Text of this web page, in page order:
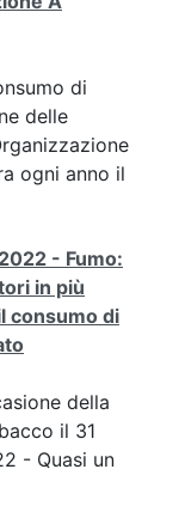
di
delle
ogni anno il
- Fumo:
in più
consumo di
della
il 31
- Quasi un